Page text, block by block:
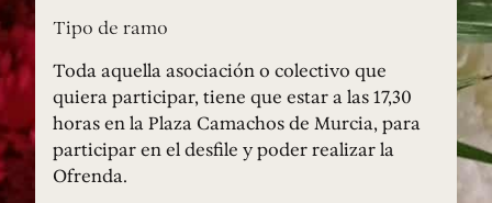
Tipo de ramo
Toda aquella asociación o colectivo que
quiera participar, tiene que estar a las 17,30
horas en la Plaza Camachos de Murcia, para
participar en el desfile y poder realizar la
Ofrenda.